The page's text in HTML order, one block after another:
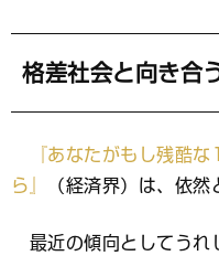
マ
ー
ク
格差社会と向き合
『あなたがもし残酷
ら』
（経済界）は、依然
最近の傾向としてうれ